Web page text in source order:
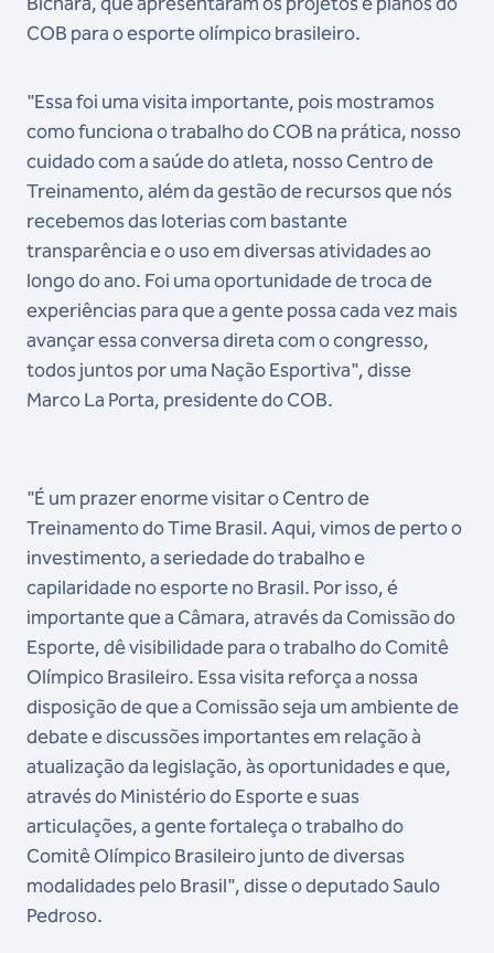
COB para o esporte olímpico brasileiro.
"Essa foi uma visita importante, pois mostramos
como funciona o trabalho do COB na prática, nosso
cuidado com a saúde do atleta, nosso Centro de
Treinamento, além da gestão de recursos que nós
recebemos das loterias com bastante
transparência e o uso em diversas atividades ao
longo do ano. Foi uma oportunidade de troca de
experiências para que a gente possa cada vez mais
avançar essa conversa direta com o congresso,
todos juntos por uma Nação Esportiva", disse
Marco La Porta, presidente do COB.
"É um prazer enorme visitar o Centro de
Treinamento do Time Brasil. Aqui, vimos de perto o
investimento, a seriedade do trabalho e
capilaridade no esporte no Brasil. Por isso, é
importante que a Câmara, através da Comissão do
Esporte, dê visibilidade para o trabalho do Comitê
Olímpico Brasileiro. Essa visita reforça a nossa
disposição de que a Comissão seja um ambiente de
debate e discussões importantes em relação à
atualização da legislação, às oportunidades e que,
através do Ministério do Esporte e suas
articulações, a gente fortaleça o trabalho do
Comitê Olímpico Brasileiro junto de diversas
modalidades pelo Brasil", disse o deputado Saulo
Pedroso.